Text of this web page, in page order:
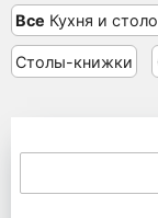
Все Кухня и
Столы-книжки